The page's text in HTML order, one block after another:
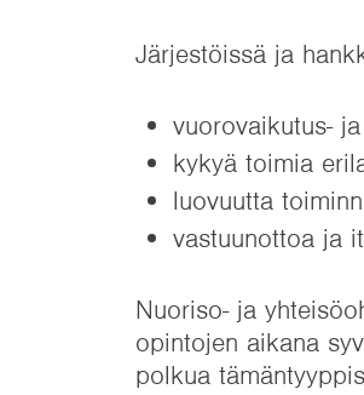
Järjestöissä ja
vuorovaikutus-
kykyä toimia
luovuutta
vastuunottoa ja
Nuoriso- ja
opintojen aikana
polkua